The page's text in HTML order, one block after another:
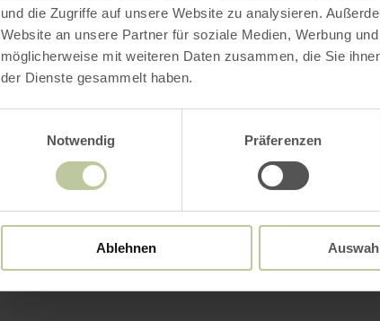
und die Zugriffe auf unsere Website zu analysieren.
Website an unsere Partner für soziale Medien, Werbung
möglicherweise mit weiteren Daten zusammen, die Sie
der Dienste gesammelt haben.
Notwendig
Präferenzen
Ablehnen